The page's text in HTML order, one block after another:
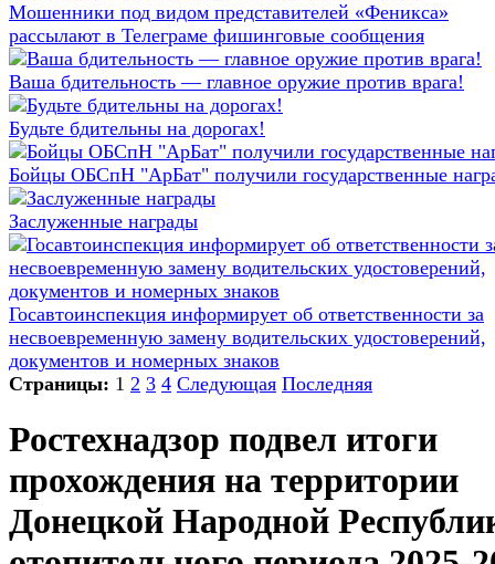
Мошенники под видом представителей «Феникса»
рассылают в Телеграме фишинговые сообщения
Ваша бдительность — главное оружие против врага!
Будьте бдительны на дорогах!
Бойцы ОБСпН "АрБат" получили государственные
Заслуженные награды
Госавтоинспекция информирует об ответственности за
несвоевременную замену водительских удостоверений,
документов и номерных знаков
Страницы: 1 2 3 4 Следующая Последняя
Ростехнадзор подвел итоги
прохождения на территории
Донецкой Народной